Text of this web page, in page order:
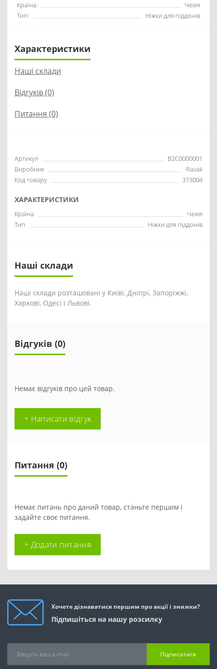
Країна:
Чехія
Тип:
Ніжки для піддонів
Характеристики
Наші склади
Відгуків (0)
Питання (0)
Артикул
B2C0000001
Виробник
Ravak
Код товару
373004
ХАРАКТЕРИСТИКИ
Країна
Чехія
Тип
Ніжки для піддонів
Наші склади
Наші склади розташовані у Київі, Дніпрі, Запоріжжі,
Харкові, Одесі і Львові.
Відгуків (0)
Немає відгуків про цей товар.
+ Написати відгук
Питання (0)
Немає питань про даний товар, станьте першим і
задайте своє питання.
+ Додати питання
Хочете дізнаватися першим про акції і знижки?
Підпишіться на нашу розсилку
Підписатися